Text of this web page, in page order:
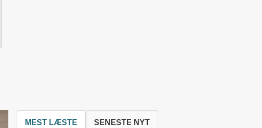
MEST LÆSTE SENESTE NYT